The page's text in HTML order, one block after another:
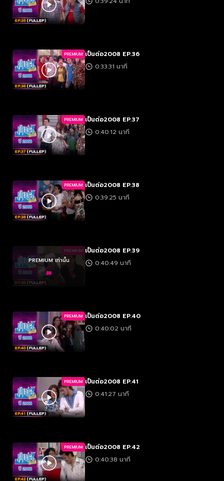
PREMIUM เป็นต่อ2008 EP.36
0:33:31 นาที
PREMIUM เป็นต่อ2008 EP.37
0:40:12 นาที
PREMIUM เป็นต่อ2008 EP.38
0:39:25 นาที
PREMIUM
PREMIUM เท่านั้น
เป็นต่อ2008 EP.39
0:40:49 นาที
PREMIUM เป็นต่อ2008 EP.40
0:40:02 นาที
PREMIUM เป็นต่อ2008 EP.41
0:41:27 นาที
PREMIUM เป็นต่อ2008 EP.42
0:40:38 นาที